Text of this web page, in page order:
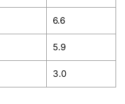
6.6
5.9
3.0